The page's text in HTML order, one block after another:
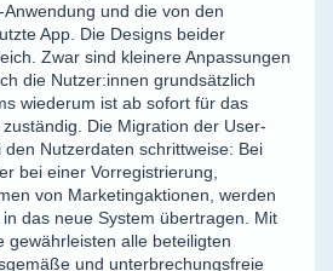
und die von den
App. Die Designs beider
Zwar sind kleinere Anpassungen
die Nutzer:innen grundsätzlich
wiederum ist ab sofort für das
Die Migration der User-
Nutzerdaten schrittweise: Bei
bei einer Vorregistrierung,
von Marketingaktionen, werden
das neue System übertragen. Mit
gewährleisten alle beteiligten
und unterbrechungsfreie